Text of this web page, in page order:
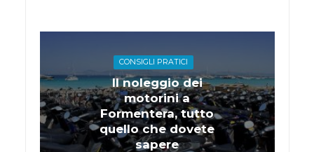
CONSIGLI PRATICI
Il noleggio dei
motorini a
Formentera, tutto
quello che dovete
sapere